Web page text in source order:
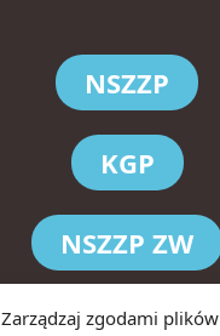
Zarządzaj zgodami plików
NSZZP
KGP
NSZZP ZW
KWP Kraków